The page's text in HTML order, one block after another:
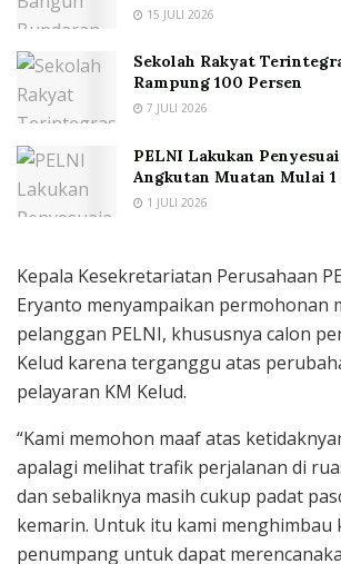
15 JULI 2026
Sekolah Rakyat
Rampung 100 Persen
7 JULI 2026
PELNI Lakukan
Angkutan Muatan Mulai 1
1 JULI 2026
Kepala Kesekretariatan Perusahaan
Eryanto menyampaikan permohonan
pelanggan PELNI, khususnya calon
Kelud karena terganggu atas
pelayaran KM Kelud.
“Kami memohon maaf atas
apalagi melihat trafik perjalanan di
dan sebaliknya masih cukup padat
kemarin. Untuk itu kami menghimbau
penumpang untuk dapat